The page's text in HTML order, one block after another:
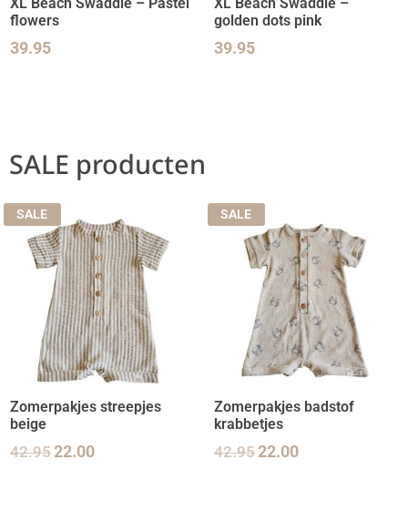
flowers
39.95
golden dots pink
39.95
SALE producten
SALE
Zomerpakjes streepjes
beige
42.9522.00
SALE
Zomerpakjes badstof
krabbetjes
42.9522.00